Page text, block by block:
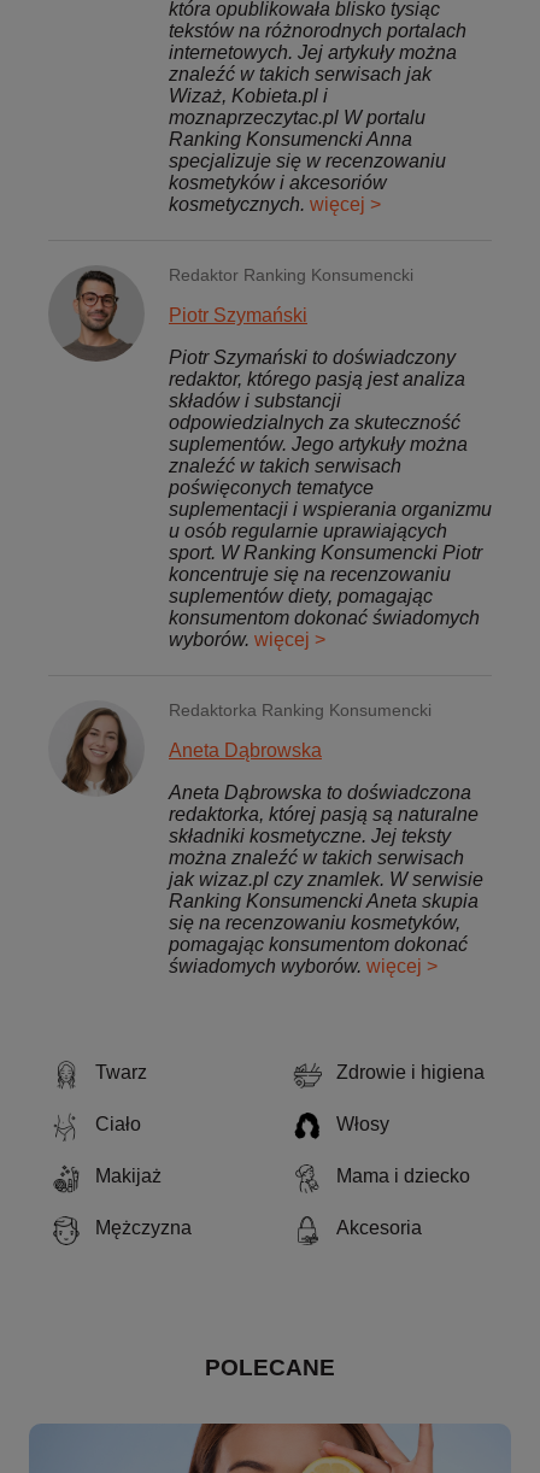
Twarz Zdrowie i higiena
Ciało Włosy
Makijaż Mama i dziecko
Mężczyzna Akcesoria
POLECANE
która opublikowała blisko tysiąc
tekstów na różnorodnych portalach
internetowych. Jej artykuły można
znaleźć w takich serwisach jak
Wizaż, Kobieta.pl i
moznaprzeczytac.pl W portalu
Ranking Konsumencki Anna
specjalizuje się w recenzowaniu
kosmetyków i akcesoriów
kosmetycznych. więcej >
Redaktor Ranking Konsumencki
Piotr Szymański
Piotr Szymański to doświadczony
redaktor, którego pasją jest analiza
składów i substancji
odpowiedzialnych za skuteczność
suplementów. Jego artykuły można
znaleźć w takich serwisach
poświęconych tematyce
suplementacji i wspierania organizmu
u osób regularnie uprawiających
sport. W Ranking Konsumencki Piotr
koncentruje się na recenzowaniu
suplementów diety, pomagając
konsumentom dokonać świadomych
wyborów. więcej >
Redaktorka Ranking Konsumencki
Aneta Dąbrowska
Aneta Dąbrowska to doświadczona
redaktorka, której pasją są naturalne
składniki kosmetyczne. Jej teksty
można znaleźć w takich serwisach
jak wizaz.pl czy znamlek. W serwisie
Ranking Konsumencki Aneta skupia
się na recenzowaniu kosmetyków,
pomagając konsumentom dokonać
świadomych wyborów. więcej >